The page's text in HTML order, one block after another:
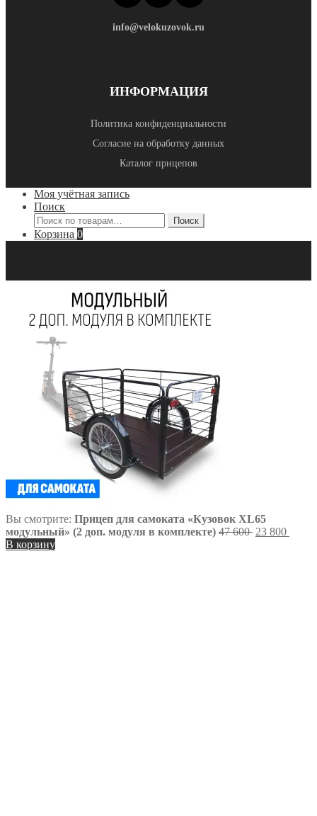
info@velokuzovok.ru
ИНФОРМАЦИЯ
Политика конфиденциальности
Согласие на обработку данных
Каталог прицепов
Моя учётная запись
Поиск
Искать:
Поиск
Корзина 0
Вы смотрите: Прицеп для самоката «Кузовок XL65
модульный» (2 доп. модуля в комплекте) 47 600 23 800
В корзину